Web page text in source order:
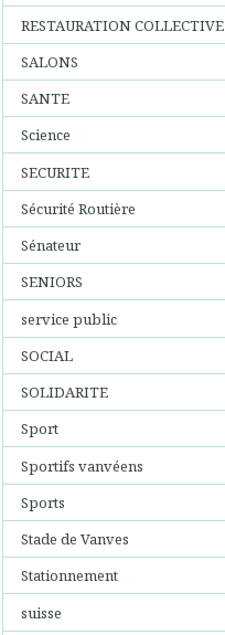
RESTAURATION COLLECTIVE
SALONS
SANTE
Science
SECURITE
Sécurité Routière
Sénateur
SENIORS
service public
SOCIAL
SOLIDARITE
Sport
Sportifs vanvéens
Sports
Stade de Vanves
Stationnement
suisse